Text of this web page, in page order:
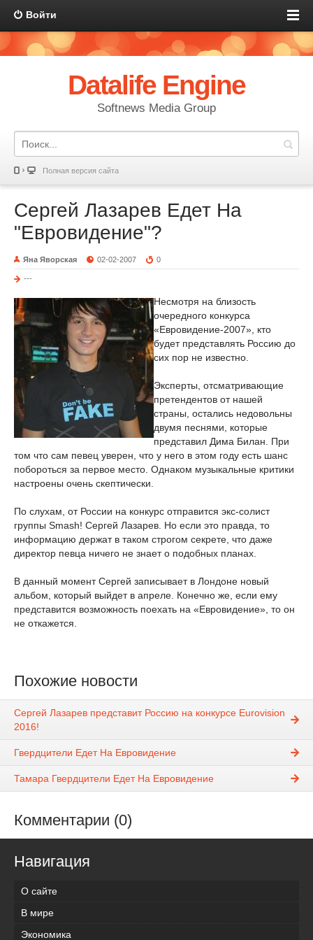
Войти
Datalife Engine
Softnews Media Group
Полная версия сайта
Сергей Лазарев Едет На
"Евровидение"?
Яна Яворская 02-02-2007 0
---
Несмотря на близость
очередного конкурса
«Евровидение-2007», кто
будет представлять Россию до
сих пор не известно.
Эксперты, отсматривающие
претендентов от нашей
страны, остались недовольны
двумя песнями, которые
представил Дима Билан. При
том что сам певец уверен, что у него в этом году есть шанс
побороться за первое место. Однаком музыкальные критики
настроены очень скептически.
По слухам, от России на конкурс отправится экс-солист
группы Smash! Сергей Лазарев. Но если это правда, то
информацию держат в таком строгом секрете, что даже
директор певца ничего не знает о подобных планах.
В данный момент Сергей записывает в Лондоне новый
альбом, который выйдет в апреле. Конечно же, если ему
представится возможность поехать на «Евровидение», то он
не откажется.
Похожие новости
Сергей Лазарев представит Россию на конкурсе Eurovision
2016!
Гвердцители Едет На Евровидение
Тамара Гвердцители Едет На Евровидение
Комментарии (0)
Навигация
О сайте
В мире
Экономика